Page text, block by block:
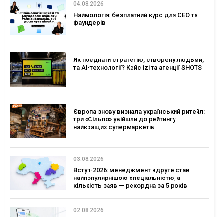
04.08.2026
Наймологія: безплатний курс для CEO та
фаундерів
Як поєднати стратегію, створену людьми,
та AI-технології? Кейс izi та агенції SHOTS
Європа знову визнала український ритейл:
три «Сільпо» увійшли до рейтингу
найкращих супермаркетів
03.08.2026
Вступ-2026: менеджмент вдруге став
найпопулярнішою спеціальністю, а
кількість заяв — рекордна за 5 років
02.08.2026